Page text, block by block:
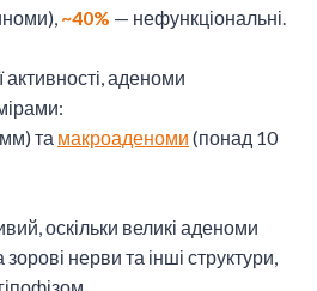
~40% — нефункціональні.
аденоми
та макроаденоми (понад 10
оскільки великі аденоми
нерви та інші структури,